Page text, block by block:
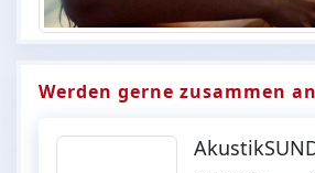
Werden gerne zusammen